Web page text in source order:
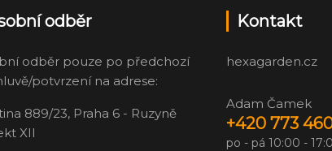
odběr
odběr pouze po předchozí
potvrzení na adrese:
889/23, Praha 6 - Ruzyně
XII
Kontakt
hexagarden.cz
Adam Čamek
+420 773
po - pá 10:00 -